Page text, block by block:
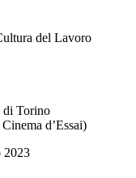
del Lavoro
di Torino
d’Essai)